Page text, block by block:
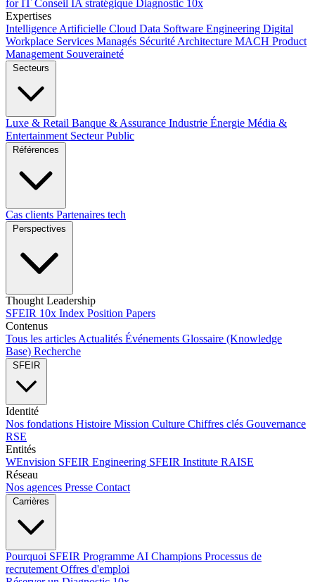
for IT Conseil IA stratégique Diagnostic 10x
Expertises
Intelligence Artificielle Cloud Data Software Engineering Digital
Workplace Services Managés Sécurité Architecture MACH Product
Management Souveraineté
Secteurs
Luxe & Retail Banque & Assurance Industrie Énergie Média &
Entertainment Secteur Public
Références
Cas clients Partenaires tech
Perspectives
Thought Leadership
SFEIR 10x Index Position Papers
Contenus
Tous les articles Actualités Événements Glossaire (Knowledge
Base) Recherche
SFEIR
Identité
Nos fondations Histoire Mission Culture Chiffres clés Gouvernance
RSE
Entités
WEnvision SFEIR Engineering SFEIR Institute RAISE
Réseau
Nos agences Presse Contact
Carrières
Pourquoi SFEIR Programme AI Champions Processus de
recrutement Offres d'emploi